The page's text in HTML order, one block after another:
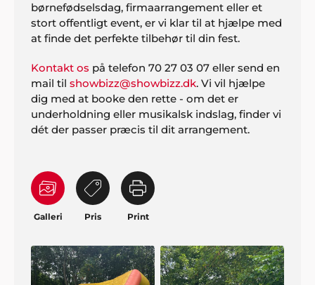
børnefødselsdag, firmaarrangement eller et
stort offentligt event, er vi klar til at hjælpe med
at finde det perfekte tilbehør til din fest.
Kontakt os på telefon 70 27 03 07 eller send en
mail til showbizz@showbizz.dk. Vi vil hjælpe
dig med at booke den rette - om det er
underholdning eller musikalsk indslag, finder vi
dét der passer præcis til dit arrangement.
Galleri Pris Print